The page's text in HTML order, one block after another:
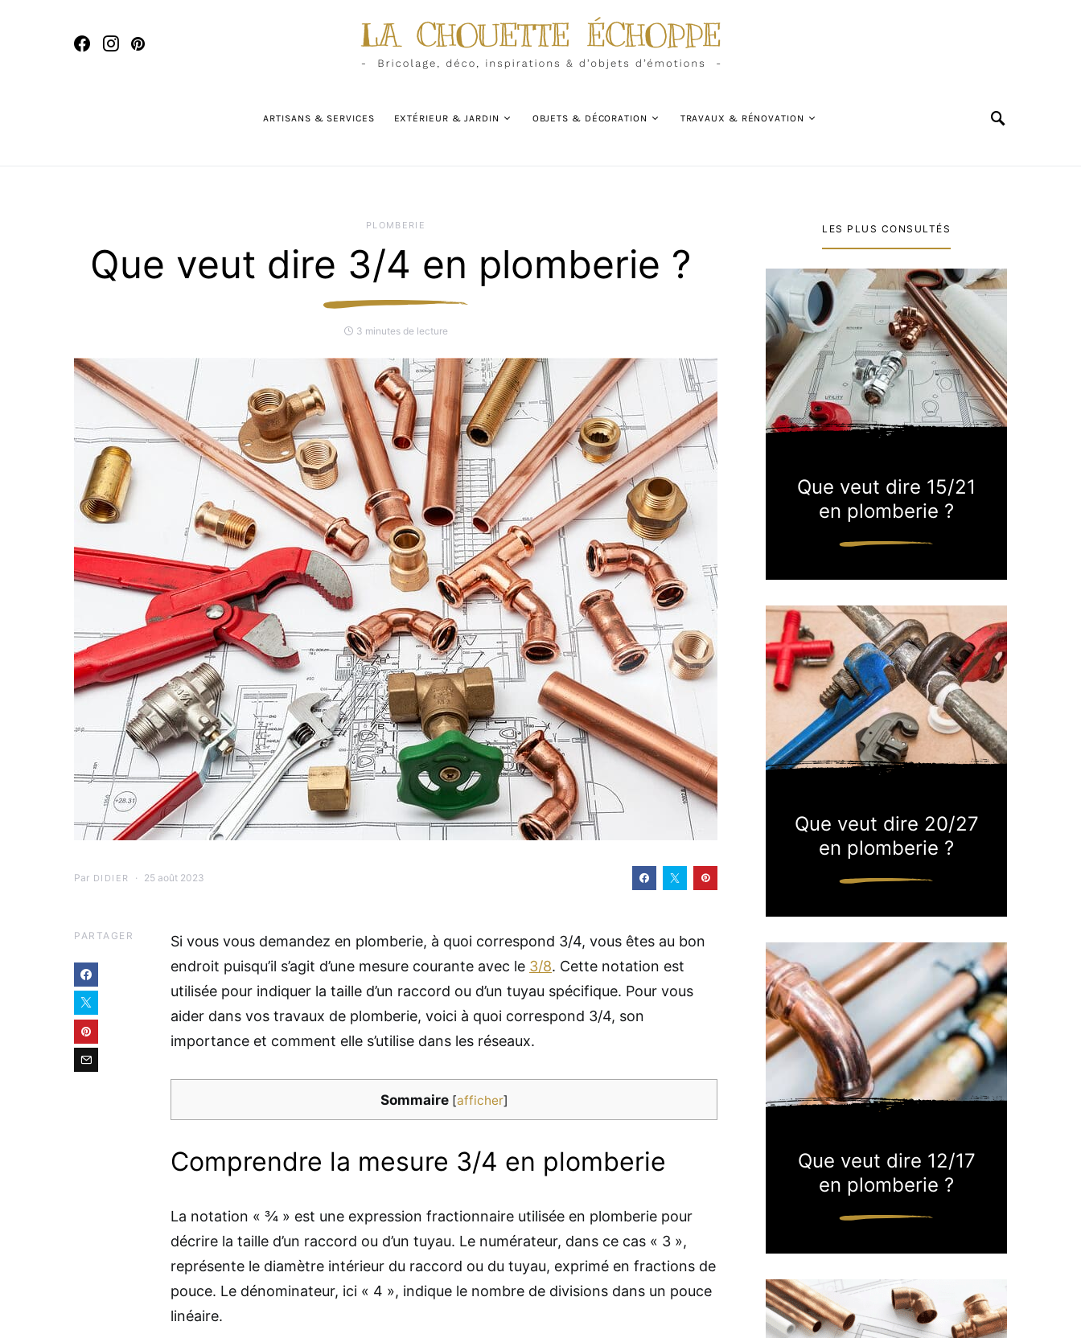
ARTISANS & SERVICES EXTÉRIEUR & JARDIN OBJETS & DÉCORATION TRAVAUX & RÉNOVATION
PLOMBERIE
Que veut dire 3/4 en plomberie ?
3 minutes de lecture
Par DIDIER 25 août 2023
PARTAGER
Si vous vous demandez en plomberie, à quoi correspond 3/4, vous êtes au bon
endroit puisqu’il s’agit d’une mesure courante avec le 3/8. Cette notation est
utilisée pour indiquer la taille d’un raccord ou d’un tuyau spécifique. Pour vous
aider dans vos travaux de plomberie, voici à quoi correspond 3/4, son
importance et comment elle s’utilise dans les réseaux.
Sommaire [afficher]
Comprendre la mesure 3/4 en plomberie
La notation « ¾ » est une expression fractionnaire utilisée en plomberie pour
décrire la taille d’un raccord ou d’un tuyau. Le numérateur, dans ce cas « 3 »,
représente le diamètre intérieur du raccord ou du tuyau, exprimé en fractions de
pouce. Le dénominateur, ici « 4 », indique le nombre de divisions dans un pouce
linéaire.
LES PLUS CONSULTÉS
Que veut dire 15/21
en plomberie ?
Que veut dire 20/27
en plomberie ?
Que veut dire 12/17
en plomberie ?